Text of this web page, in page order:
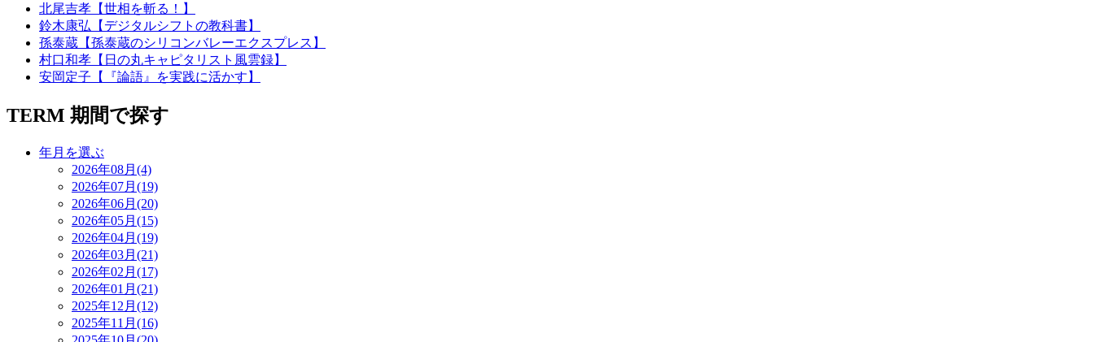
北尾吉孝【世相を斬る！】
鈴木康弘【デジタルシフトの教科書】
孫泰蔵【孫泰蔵のシリコンバレーエクスプレス】
村口和孝【日の丸キャピタリスト風雲録】
安岡定子【『論語』を実践に活かす】
TERM 期間で探す
年月を選ぶ
2026年08月(4)
2026年07月(19)
2026年06月(20)
2026年05月(15)
2026年04月(19)
2026年03月(21)
2026年02月(17)
2026年01月(21)
2025年12月(12)
2025年11月(16)